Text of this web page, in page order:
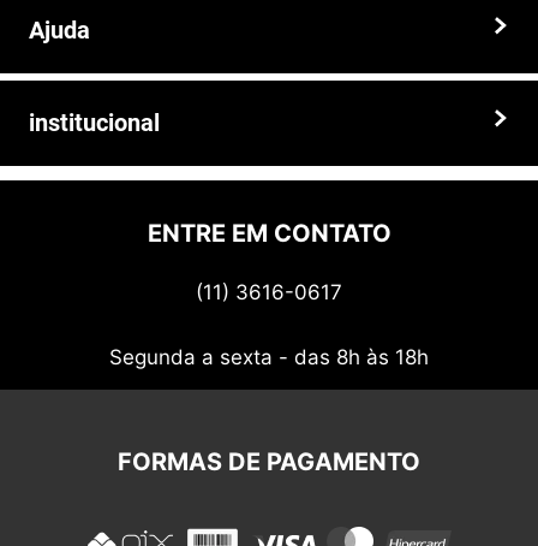
Somos a solução ideal para quem busca peças e acessórios agrícolas
Ajuda
Prazos e entregas
institucional
Quem somos
Politica de privacidadeENTRE EM CONTATO
(11) 3616-0617
Segunda a sexta - das 8h às 18h
FORMAS DE PAGAMENTO